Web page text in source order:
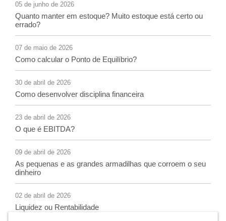
05 de junho de 2026
Quanto manter em estoque? Muito estoque está certo ou
errado?
07 de maio de 2026
Como calcular o Ponto de Equilíbrio?
30 de abril de 2026
Como desenvolver disciplina financeira
23 de abril de 2026
O que é EBITDA?
09 de abril de 2026
As pequenas e as grandes armadilhas que corroem o seu
dinheiro
02 de abril de 2026
Liquidez ou Rentabilidade